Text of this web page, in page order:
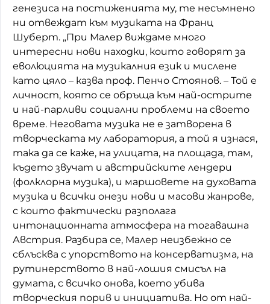
генезиса на постиженията му, те несъмнено
ни отвеждат към музиката на Франц
Шуберт. „При Малер виждаме много
интересни нови находки, които говорят за
еволюцията на музикалния език и мислене
като цяло – казва проф. Пенчо Стоянов. – Той е
личност, която се обръща към най-острите
и най-парливи социални проблеми на своето
време. Неговата музика не е затворена в
творческата му лаборатория, а той я изнася,
така да се каже, на улицата, на площада, там,
където звучат и австрийските лендери
(фолклорна музика), и маршовете на духовата
музика и всички онези нови и масови жанрове,
с които фактически разполага
интонационната атмосфера на тогавашна
Австрия. Разбира се, Малер неизбежно се
сблъсква с упорството на консерватизма, на
рутинерството в най-лошия смисъл на
думата, с всичко онова, което убива
творческия порив и инициатива. Но от най-